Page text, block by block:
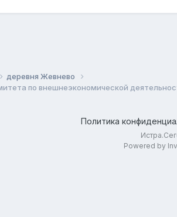
деревня Жевнево
по внешнеэкономической
Политика
Powered by